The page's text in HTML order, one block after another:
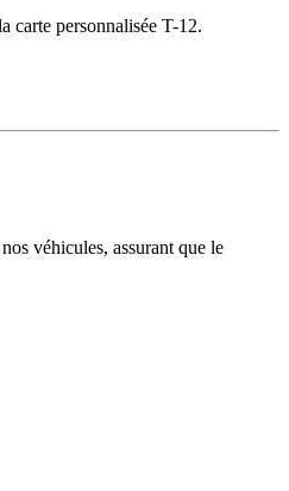
carte personnalisée T-12.
véhicules, assurant que le